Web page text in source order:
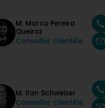
M. Marco Pereira
Queiroz
Conseiller clientèle
M. Ilan Schweizer
Conseiller clientèle